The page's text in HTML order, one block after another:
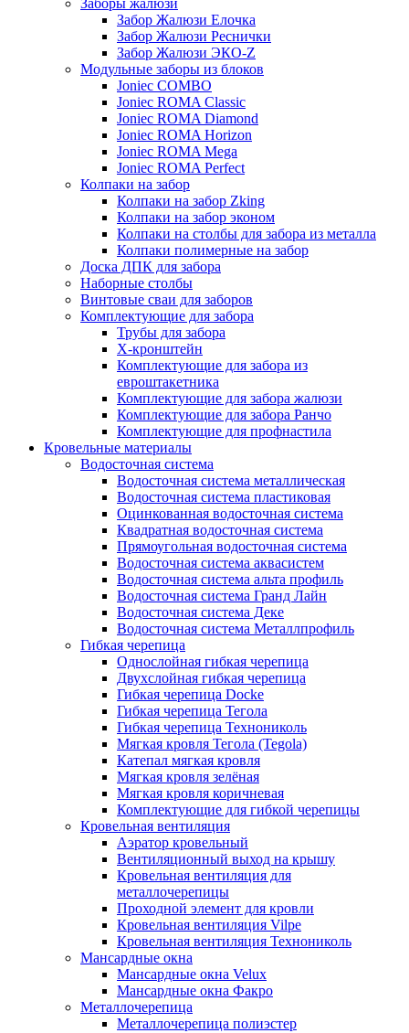
Заборы жалюзи
Забор Жалюзи Елочка
Забор Жалюзи Реснички
Забор Жалюзи ЭКО-Z
Модульные заборы из блоков
Joniec COMBO
Joniec ROMA Classic
Joniec ROMA Diamond
Joniec ROMA Horizon
Joniec ROMA Mega
Joniec ROMA Perfect
Колпаки на забор
Колпаки на забор Zking
Колпаки на забор эконом
Колпаки на столбы для забора из металла
Колпаки полимерные на забор
Доска ДПК для забора
Наборные столбы
Винтовые сваи для заборов
Комплектующие для забора
Трубы для забора
Х-кронштейн
Комплектующие для забора из
евроштакетника
Комплектующие для забора жалюзи
Комплектующие для забора Ранчо
Комплектующие для профнастила
Кровельные материалы
Водосточная система
Водосточная система металлическая
Водосточная система пластиковая
Оцинкованная водосточная система
Квадратная водосточная система
Прямоугольная водосточная система
Водосточная система аквасистем
Водосточная система альта профиль
Водосточная система Гранд Лайн
Водосточная система Деке
Водосточная система Металлпрофиль
Гибкая черепица
Однослойная гибкая черепица
Двухслойная гибкая черепица
Гибкая черепица Docke
Гибкая черепица Тегола
Гибкая черепица Технониколь
Мягкая кровля Тегола (Tegola)
Катепал мягкая кровля
Мягкая кровля зелёная
Мягкая кровля коричневая
Комплектующие для гибкой черепицы
Кровельная вентиляция
Аэратор кровельный
Вентиляционный выход на крышу
Кровельная вентиляция для
металлочерепицы
Проходной элемент для кровли
Кровельная вентиляция Vilpe
Кровельная вентиляция Технониколь
Мансардные окна
Мансардные окна Velux
Мансардные окна Факро
Металлочерепица
Металлочерепица полиэстер